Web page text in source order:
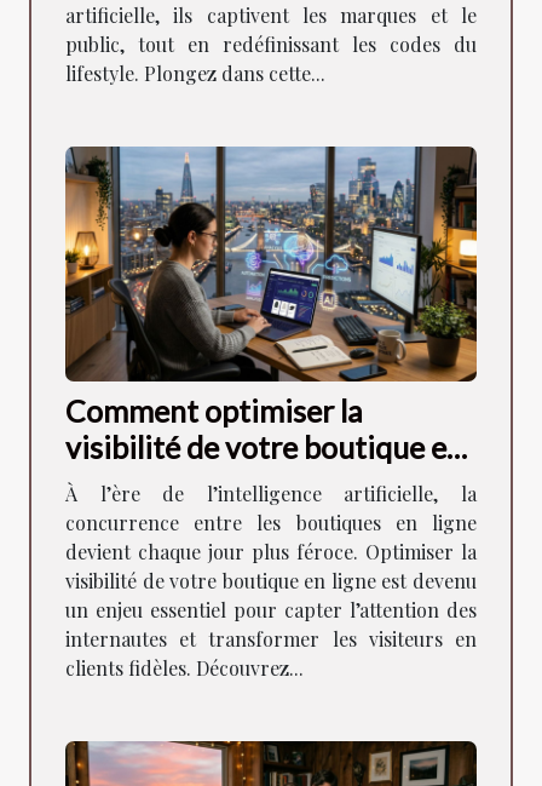
artificielle, ils captivent les marques et le
public, tout en redéfinissant les codes du
lifestyle. Plongez dans cette...
Comment optimiser la
visibilité de votre boutique en
ligne à l'ère de l'IA ?
À l’ère de l’intelligence artificielle, la
concurrence entre les boutiques en ligne
devient chaque jour plus féroce. Optimiser la
visibilité de votre boutique en ligne est devenu
un enjeu essentiel pour capter l’attention des
internautes et transformer les visiteurs en
clients fidèles. Découvrez...